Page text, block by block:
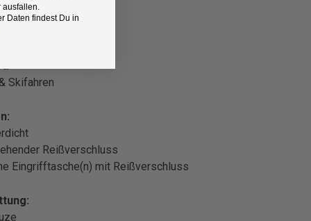
Skifahren
Reißverschluss
Eingrifftasche(n) mit Reißverschluss
Daten findest Du in